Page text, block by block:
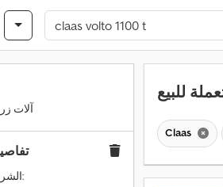
آلات
الشركة المصنعة:
Claas